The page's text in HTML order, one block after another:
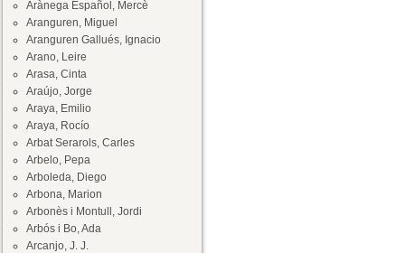
Arànega Español, Mercè
Aranguren, Miguel
Aranguren Gallués, Ignacio
Arano, Leire
Arasa, Cinta
Araújo, Jorge
Araya, Emilio
Araya, Rocío
Arbat Serarols, Carles
Arbelo, Pepa
Arboleda, Diego
Arbona, Marion
Arbonès i Montull, Jordi
Arbós i Bo, Ada
Arcanjo, J. J.